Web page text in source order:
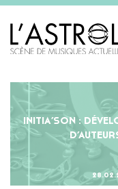
INITIA’SON :